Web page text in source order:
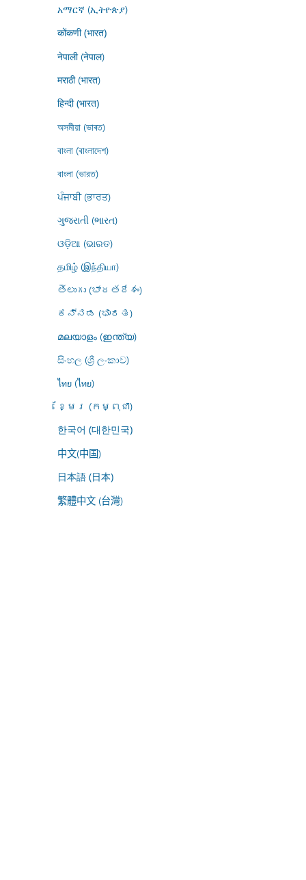
አማርኛ (ኢትዮጵያ)
कोंकणी (भारत)
नेपाली (नेपाल)
मराठी (भारत)
हिन्दी (भारत)
অসমীয়া (ভাৰত)
বাংলা (বাংলাদেশ)
বাংলা (ভারত)
ਪੰਜਾਬੀ (ਭਾਰਤ)
ગુજરાતી (ભારત)
ଓଡ଼ିଆ (ଭାରତ)
தமிழ் (இந்தியா)
తెలుగు (భారతదేశం)
ಕನ್ನಡ (ಭಾರತ)
മലയാളം (ഇന്ത്യ)
සිංහල (ශ්‍රී ලංකාව)
ไทย (ไทย)
ខ្មែរ (កម្ពុជា)
한국어 (대한민국)
中文(中国)
日本語 (日本)
繁體中文 (台灣)